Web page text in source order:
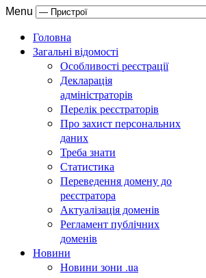
Menu
Головна
Загальні відомості
Особливості реєстрації
Декларація
адміністраторів
Перелік реєстраторів
Про захист персональних
даних
Треба знати
Статистика
Переведення домену до
реєстратора
Актуалізація доменів
Регламент публічних
доменів
Новини
Новини зони .ua